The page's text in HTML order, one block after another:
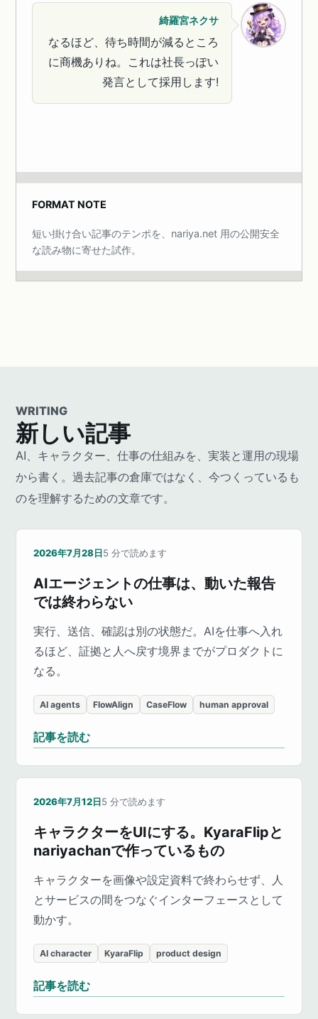
綺羅宮ネクサ
なるほど、待ち時間が減るところ
に商機ありね。これは社長っぽい
発言として採用します!
FORMAT NOTE
短い掛け合い記事のテンポを、nariya.net 用の公開安全
な読み物に寄せた試作。
WRITING
新しい記事
AI、キャラクター、仕事の仕組みを、実装と運用の現場
から書く。過去記事の倉庫ではなく、今つくっているも
のを理解するための文章です。
2026年7月28日5 分で読めます
AIエージェントの仕事は、動いた報告
では終わらない
実行、送信、確認は別の状態だ。AIを仕事へ入れ
るほど、証拠と人へ戻す境界までがプロダクトに
なる。
AI agents FlowAlign CaseFlow human approval
記事を読む
2026年7月12日5 分で読めます
キャラクターをUIにする。KyaraFlipと
nariyachanで作っているもの
キャラクターを画像や設定資料で終わらせず、人
とサービスの間をつなぐインターフェースとして
動かす。
AI character KyaraFlip product design
記事を読む